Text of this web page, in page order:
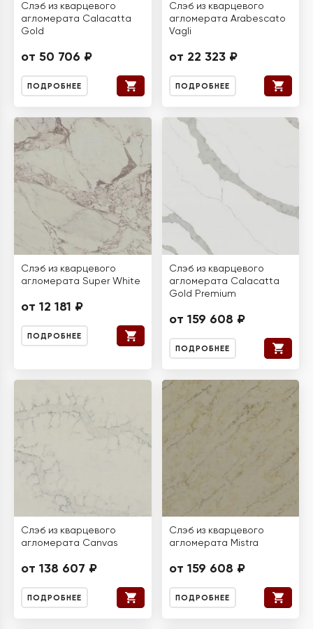
Слэб из кварцевого
агломерата Calacatta
Gold
от 50 706 ₽
ПОДРОБНЕЕ
Слэб из кварцевого
агломерата Arabescato
Vagli
от 22 323 ₽
ПОДРОБНЕЕ
Слэб из кварцевого
агломерата Super White
от 12 181 ₽
ПОДРОБНЕЕ
Слэб из кварцевого
агломерата Calacatta
Gold Premium
от 159 608 ₽
ПОДРОБНЕЕ
Слэб из кварцевого
агломерата Canvas
от 138 607 ₽
ПОДРОБНЕЕ
Слэб из кварцевого
агломерата Mistra
от 159 608 ₽
ПОДРОБНЕЕ